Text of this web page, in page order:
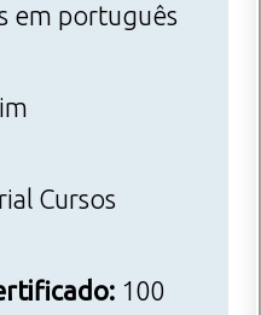
em português
Cursos
100